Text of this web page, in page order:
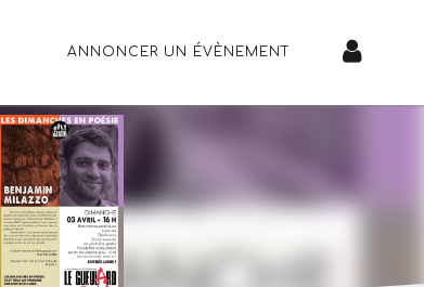
ANNONCER UN ÉVÈNEMENT